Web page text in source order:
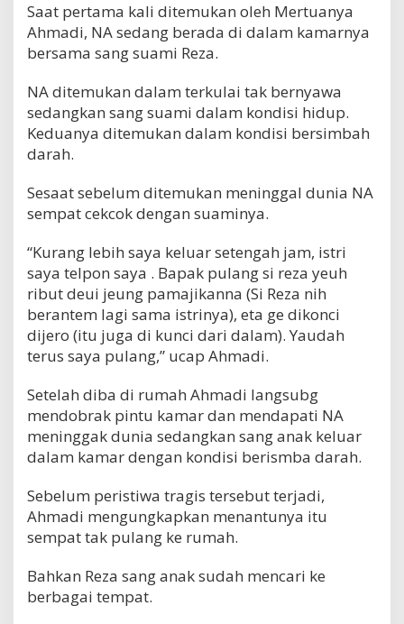
Saat pertama kali ditemukan oleh Mertuanya
Ahmadi, NA sedang berada di dalam kamarnya
bersama sang suami Reza.
NA ditemukan dalam terkulai tak bernyawa
sedangkan sang suami dalam kondisi hidup.
Keduanya ditemukan dalam kondisi bersimbah
darah.
Sesaat sebelum ditemukan meninggal dunia NA
sempat cekcok dengan suaminya.
“Kurang lebih saya keluar setengah jam, istri
saya telpon saya . Bapak pulang si reza yeuh
ribut deui jeung pamajikanna (Si Reza nih
berantem lagi sama istrinya), eta ge dikonci
dijero (itu juga di kunci dari dalam). Yaudah
terus saya pulang,” ucap Ahmadi.
Setelah diba di rumah Ahmadi langsubg
mendobrak pintu kamar dan mendapati NA
meninggak dunia sedangkan sang anak keluar
dalam kamar dengan kondisi berismba darah.
Sebelum peristiwa tragis tersebut terjadi,
Ahmadi mengungkapkan menantunya itu
sempat tak pulang ke rumah.
Bahkan Reza sang anak sudah mencari ke
berbagai tempat.